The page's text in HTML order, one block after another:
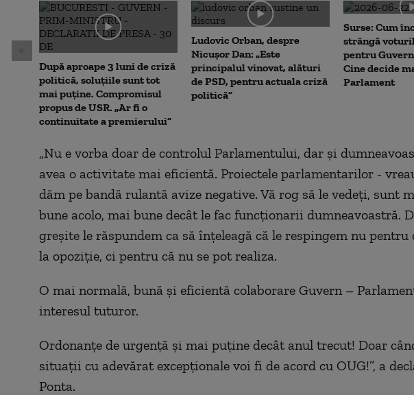
secondsVolume
90%
După aproape 3 luni de criză
politică, soluțiile sunt tot
mai puține. Compromisul
propus de USR. „Ar fi o
continuitate a premierului”
Ludovic Orban, despre
Nicușor Dan: „Este
principalul vinovat, alături
de PSD, pentru actuala criză
politică”
Surse: Cum
strângă
pentru
Cine decide
Parlament
„Nu e vorba doar de controlul Parlamentului, dar şi
avea o activitate mai eficientă. Proiectele parlamentarilor -
dăm pe bandă rulantă avize negative. Vă rog să le vedeţi, sunt
bune acolo, mai bune decât le fac funcţionarii dumneavoastră.
greşite le răspundem ca să înţeleagă că le respingem nu pentru
la opoziţie, ci pentru că nu se pot realiza.
O mai normală, bună şi eficientă colaborare Guvern –
interesul tuturor.
Ordonanţe de urgenţă şi mai puţine decât anul trecut! Doar
situaţii cu adevărat excepţionale voi fi de acord cu OUG!”, a
Ponta.